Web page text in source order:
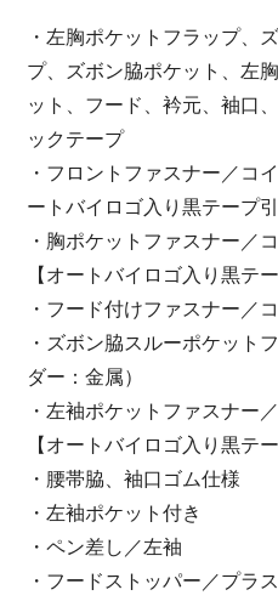
・左胸ポケットフラップ、
プ、ズボン脇ポケット、左
ット、フード、衿元、袖口
ックテープ
・フロントファスナー／コ
ートバイロゴ入り黒テープ引
・胸ポケットファスナー／
【オートバイロゴ入り黒テ
・フード付けファスナー／
・ズボン脇スルーポケット
ダー：金属）
・左袖ポケットファスナー
【オートバイロゴ入り黒テ
・腰帯脇、袖口ゴム仕様
・左袖ポケット付き
・ペン差し／左袖
・フードストッパー／プラ